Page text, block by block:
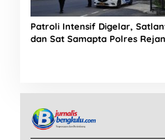
Patroli Intensif Digelar,
dan Sat Samapta Polres